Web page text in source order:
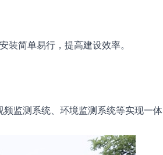
装简单易行，提高建设效率。
监测系统、环境监测系统等实现一体